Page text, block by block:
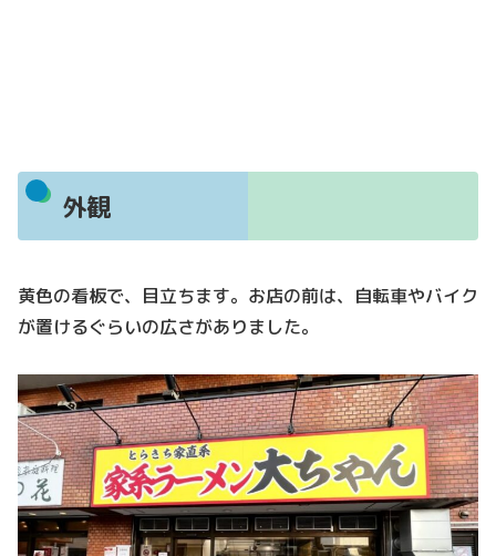
外観
黄色の看板で、目立ちます。お店の前は、自転車やバイク
が置けるぐらいの広さがありました。